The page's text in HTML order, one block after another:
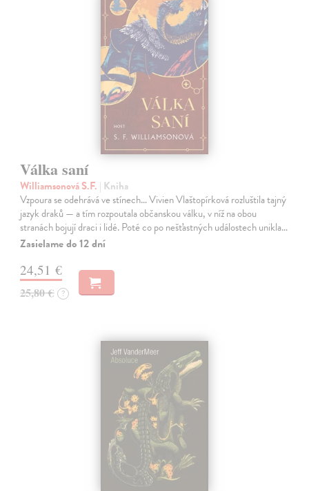
Válka saní
Williamsonová S.F. | Kniha
Vzpoura se odehrává ve stínech… Vivien Vlaštopírková rozluštila tajný
jazyk draků — a tím rozpoutala občanskou válku, v níž na obou
stranách bojují draci i lidé. Poté co po nešťastných událostech unikla…
Zasielame do 12 dní
24,51 €
25,80 € ?